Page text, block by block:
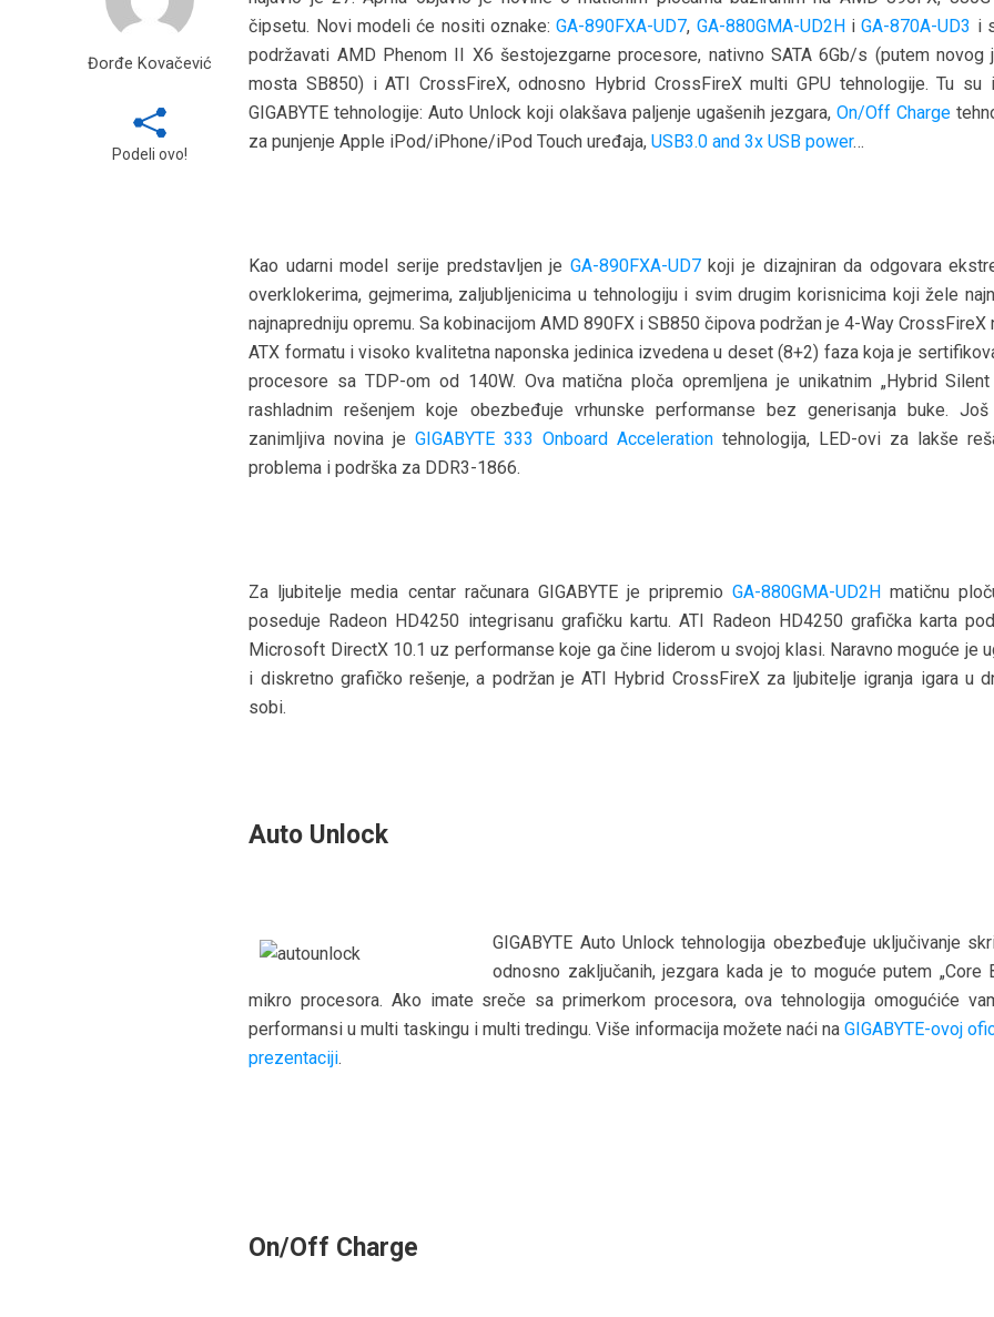
Đorđe Kovačević
Podeli ovo!
čipsetu. Novi modeli će nositi oznake:GA-890FXA-UD7, GA-880GMA-UD2H iGA-870A-UD3 i
podržavati AMD Phenom II X6 šestojezgarne procesore, nativno SATA 6Gb/s (putem novog
mosta SB850) i ATI CrossFireX, odnosno Hybrid CrossFireX multi GPU tehnologije. Tu su
GIGABYTE tehnologije: Auto Unlock koji olakšava paljenje ugašenih jezgara,On/Off Charge
za punjenje Apple iPod/iPhone/iPod Touch uređaja,USB3.0 and 3x USB power…
Kao udarni model serije predstavljen je GA-890FXA-UD7koji je dizajniran da odgovara
overklokerima, gejmerima, zaljubljenicima u tehnologiju i svim drugim korisnicima koji žele
najnapredniju opremu. Sa kobinacijom AMD 890FX i SB850 čipova podržan je 4-Way CrossFireX
ATX formatu i visoko kvalitetna naponska jedinica izvedena u deset (8+2) faza koja je
procesore sa TDP-om od 140W. Ova matična ploča opremljena je unikatnim „Hybrid Silent
rashladnim rešenjem koje obezbeđuje vrhunske performanse bez generisanja buke. Još
zanimljiva novina jeGIGABYTE 333 Onboard Acceleration tehnologija, LED-ovi za lakše
problema i podrška za DDR3-1866.
Za ljubitelje media centar računara GIGABYTE je pripremio GA-880GMA-UD2H matičnu
poseduje Radeon HD4250 integrisanu grafičku kartu. ATI Radeon HD4250 grafička karta
Microsoft DirectX 10.1 uz performanse koje ga čine liderom u svojoj klasi. Naravno moguće je
i diskretno grafičko rešenje, a podržan je ATI Hybrid CrossFireX za ljubitelje igranja igara u
sobi.
Auto Unlock
GIGABYTE Auto Unlock tehnologija obezbeđuje uključivanje
odnosno zaključanih, jezgara kada je to moguće putem „Core
mikro procesora. Ako imate sreče sa primerkom procesora, ova tehnologija omogućiće
performansi u multi taskingu i multi tredingu. Više informacija možete naći naGIGABYTE-ovoj
prezentaciji.
On/Off Charge